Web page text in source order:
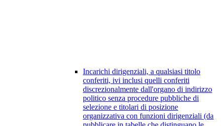
Incarichi dirigenziali, a qualsiasi titolo
conferiti, ivi inclusi quelli conferiti
discrezionalmente dall'organo di indirizzo
politico senza procedure pubbliche di
selezione e titolari di posizione
organizzativa con funzioni dirigenziali (da